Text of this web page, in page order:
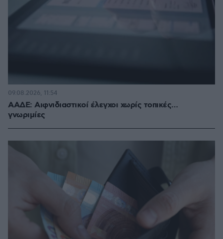
ΑΑΔΕ: Αιφνιδιαστικοί έλεγχοι χωρίς τοπικές…
γνωριμίες
09.08.2026, 11:54